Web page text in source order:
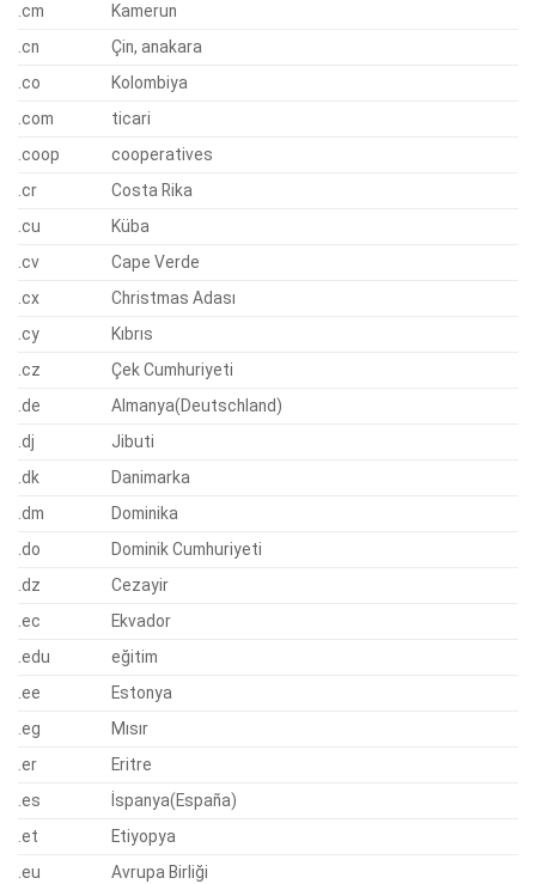
.cm
Kamerun
.cn
Çin, anakara
.co
Kolombiya
.com
ticari
.coop
cooperatives
.cr
Costa Rika
.cu
Küba
.cv
Cape Verde
.cx
Christmas Adası
.cy
Kıbrıs
.cz
Çek Cumhuriyeti
.de
Almanya(Deutschland)
.dj
Jibuti
.dk
Danimarka
.dm
Dominika
.do
Dominik Cumhuriyeti
.dz
Cezayir
.ec
Ekvador
.edu
eğitim
.ee
Estonya
.eg
Mısır
.er
Eritre
.es
İspanya(España)
.et
Etiyopya
.eu
Avrupa Birliği